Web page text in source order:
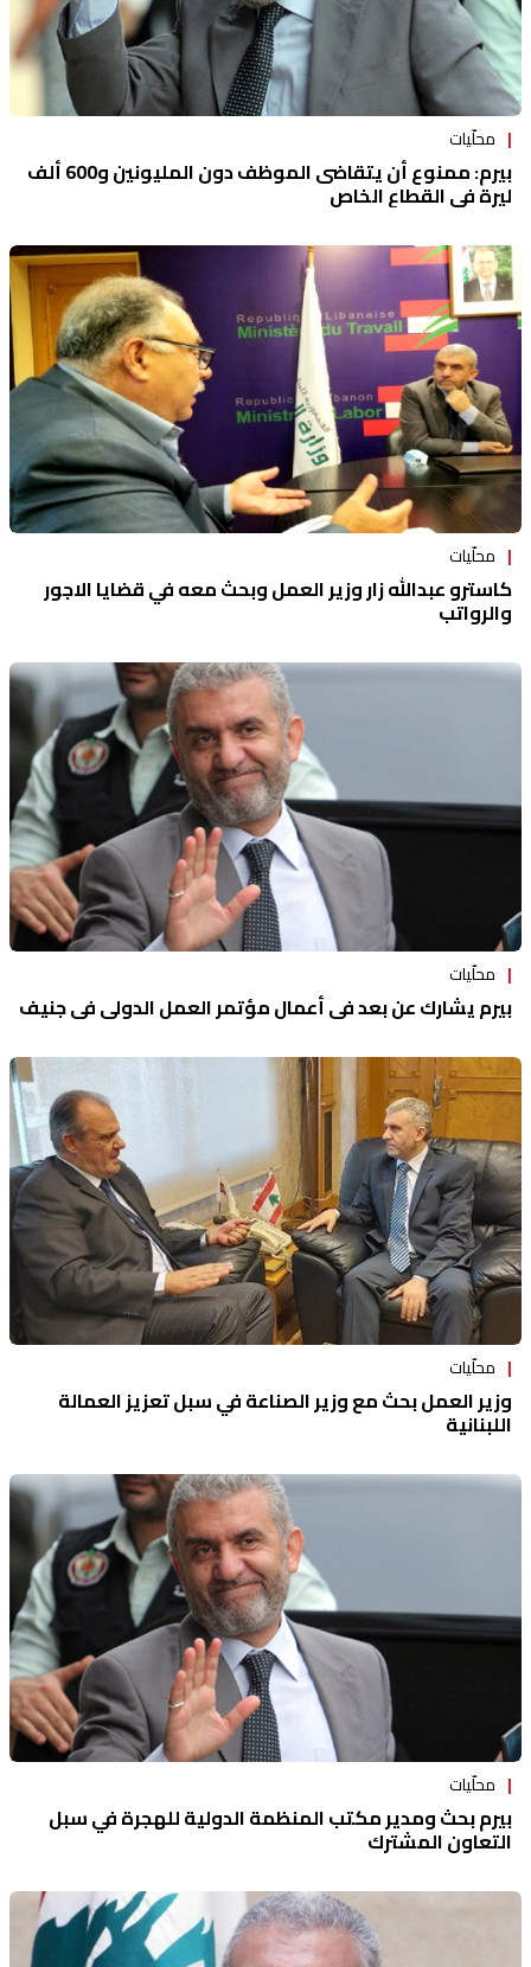
محلّيات
بيرم: ممنوع أن يتقاضى الموظف دون المليونين و600 ألف
ليرة في القطاع الخاص
محلّيات
كاسترو عبدالله زار وزير العمل وبحث معه في قضايا الاجور
والرواتب
محلّيات
بيرم يشارك عن بعد في أعمال مؤتمر العمل الدولي في جنيف
محلّيات
وزير العمل بحث مع وزير الصناعة في سبل تعزيز العمالة
اللبنانية
محلّيات
بيرم بحث ومدير مكتب المنظمة الدولية للهجرة في سبل
التعاون المشترك